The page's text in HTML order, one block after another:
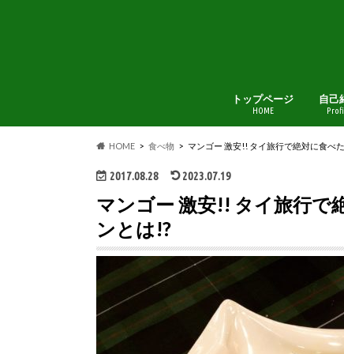
トップページ
HOME
自己
HOME 食べ物 マンゴー 激安!! タイ旅行で絶対に食べ
2017.08.28 2023.07.19
マンゴー 激安!! タイ旅行で
ンとは!?